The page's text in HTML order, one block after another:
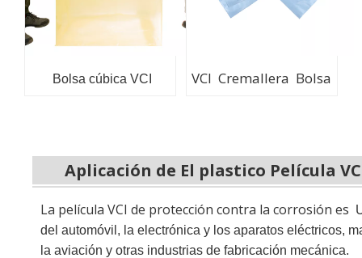
Bolsa cúbica VCI VCI Cremallera Bolsa
Aplicación de El plastico Película
La película VCI de protección contra la corrosión es
del automóvil, la electrónica y los aparatos eléctricos,
la aviación y otras industrias de fabricación mecánica.